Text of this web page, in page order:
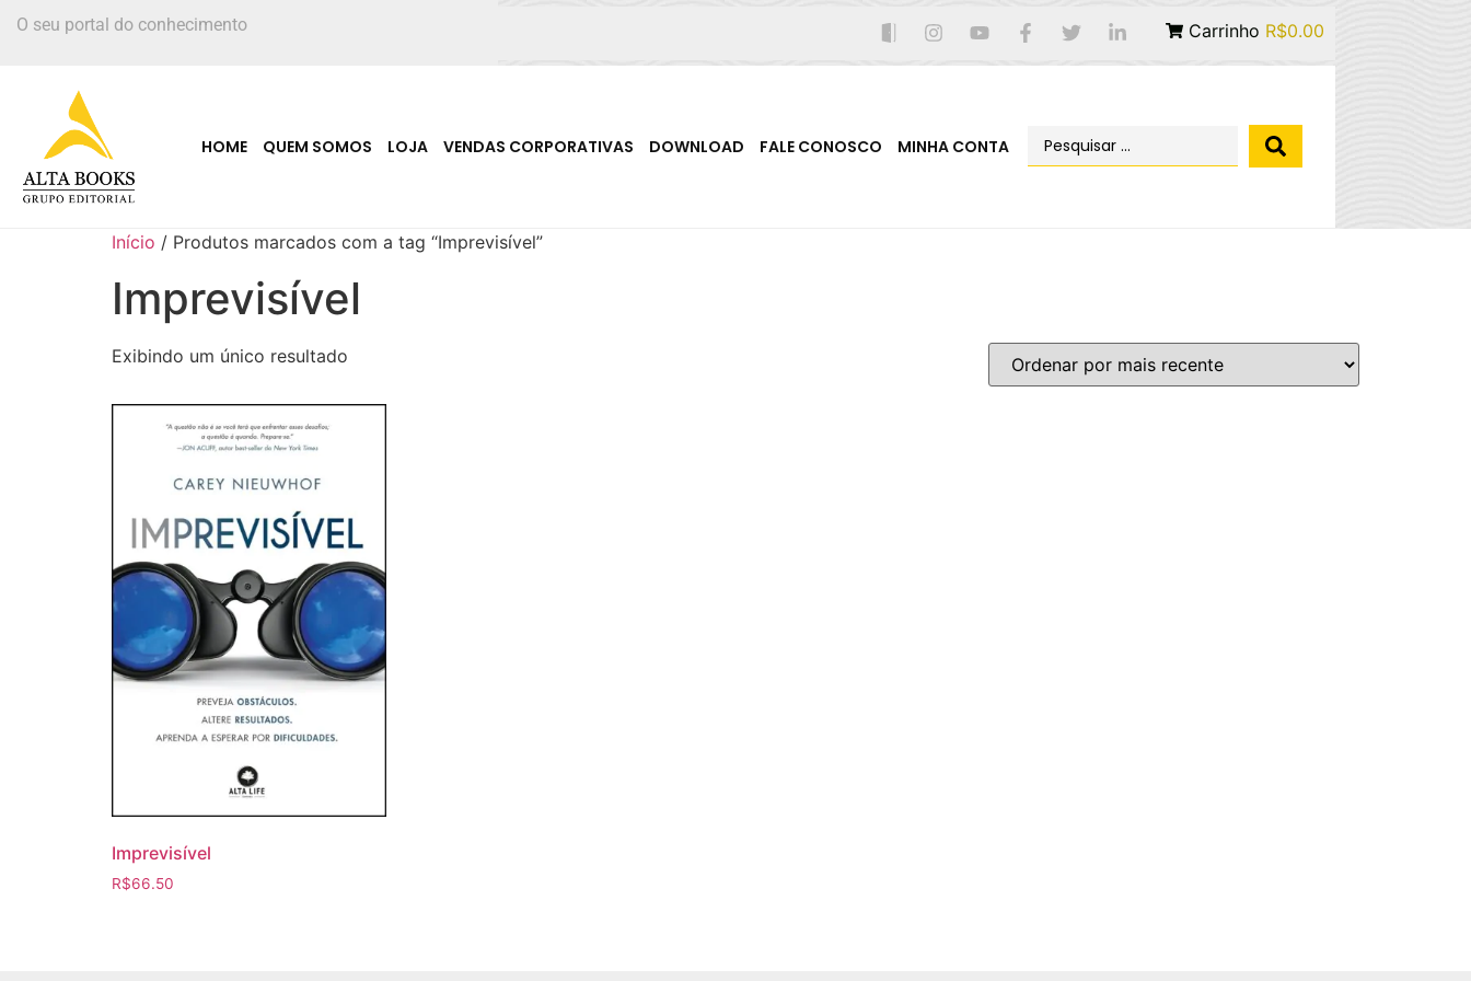
O seu portal do conhecimento Carrinho R$0.00
HOME QUEM SOMOS LOJA VENDAS CORPORATIVAS DOWNLOAD FALE CONOSCO MINHA CONTA
Início / Produtos marcados com a tag “Imprevisível”
Imprevisível
Exibindo um único resultado
Imprevisível
R$66.50